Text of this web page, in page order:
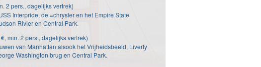
2 pers., dagelijks vertrek)
Interpride, de =chrysler en het Empire State
Rivier en Central Park.
min. 2 pers., dagelijks vertrek)
van Manhattan alsook het Vrijheidsbeeld, Liverty
Washington brug en Central Park.